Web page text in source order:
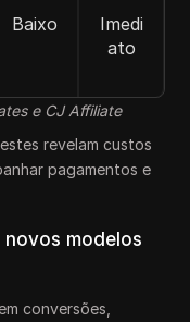
Baixo
Imedi
ato
e CJ Affiliate
revelam custos
pagamentos e
novos modelos
conversões,